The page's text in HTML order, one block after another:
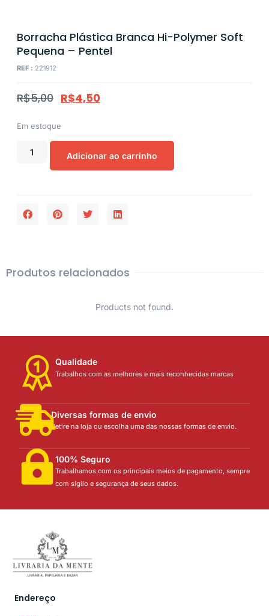
Borracha Plástica Branca Hi-Polymer Soft
Pequena – Pentel
REF : 221912
R$5,00 R$4,50
Em estoque
Adicionar ao carrinho
Produtos relacionados
Products not found.
Qualidade
Trabalhos com as melhores e mais reconhecidas marcas
Diversas formas de envio
Retire na loja ou escolha uma das nossas formas de envio.
100% Seguro
Trabalhamos com os principais meios de pagamento, sempre
com sigilo e segurança de seus dados.
Endereço